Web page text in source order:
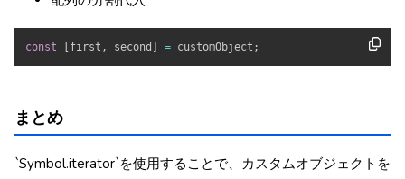
const first , second = customObject ;
まとめ
`Symbol.iterator`を使用することで、カスタムオブジェクトを